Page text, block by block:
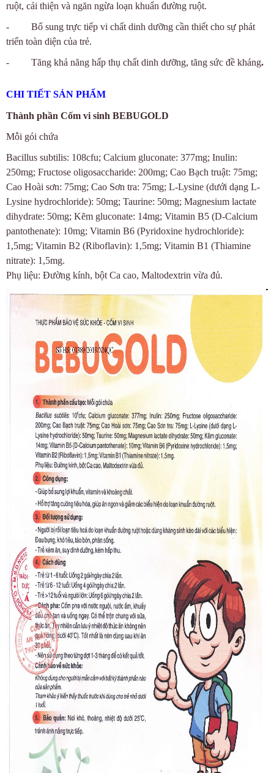
ruột, cải thiện và ngăn ngừa loạn khuẩn đường ruột.
- Bổ sung trực tiếp vi chất dinh dưỡng cần thiết cho sự phát
triển toàn diện của trẻ.
- Tăng khả năng hấp thụ chất dinh dưỡng, tăng sức đề kháng.
CHI TIẾT SẢN PHẨM
Thành phần Cốm vi sinh BEBUGOLD
Mỗi gói chứa
Bacillus subtilis: 108cfu; Calcium gluconate: 377mg; Inulin:
250mg; Fructose oligosaccharide: 200mg; Cao Bạch truật: 75mg;
Cao Hoài sơn: 75mg; Cao Sơn tra: 75mg; L-Lysine (dưới dạng L-
Lysine hydrochloride): 50mg; Taurine: 50mg; Magnesium lactate
dihydrate: 50mg; Kẽm gluconate: 14mg; Vitamin B5 (D-Calcium
pantothenate): 10mg; Vitamin B6 (Pyridoxine hydrochloride):
1,5mg; Vitamin B2 (Riboflavin): 1,5mg; Vitamin B1 (Thiamine
nitrate): 1,5mg.
Phụ liệu: Đường kính, bột Ca cao, Maltodextrin vừa đủ.